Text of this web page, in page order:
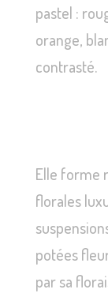
pastel :
orange,
contrasté.
Elle forme
florales
potées
par sa